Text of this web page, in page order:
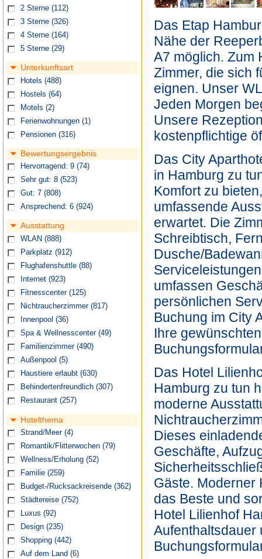
2 Sterne (112)
3 Sterne (326)
4 Sterne (164)
5 Sterne (29)
Unterkunftsart
Hotels (488)
Hostels (64)
Motels (2)
Ferienwohnungen (1)
Pensionen (316)
Bewertungsergebnis
Hervorragend: 9 (74)
Sehr gut: 8 (523)
Gut: 7 (808)
Ansprechend: 6 (924)
Ausstattung
WLAN (888)
Parkplatz (912)
Flughafenshuttle (88)
Internet (923)
Fitnesscenter (125)
Nichtraucherzimmer (817)
Innenpool (36)
Spa & Wellnesscenter (49)
Familienzimmer (490)
Außenpool (5)
Haustiere erlaubt (630)
Behindertenfreundlich (307)
Restaurant (257)
Hotelthema
Strand/Meer (4)
Romantik/Flitterwochen (79)
Wellness/Erholung (52)
Familie (259)
Budget-/Rucksackreisende (362)
Städtereise (752)
Luxus (92)
Design (235)
Shopping (442)
Auf dem Land (6)
Das Etap
Nähe der
A7 möglich. Zum
Zimmer, die sich
eignen. Unser
Jeden Morgen
Unsere
kostenpflichtige
Das City
in Hamburg zu
Komfort zu
umfassende
erwartet. Die
Schreibtisch,
Dusche/
umfassen
persönlichen
Buchung im City
Ihre
Das Hotel
Hamburg zu tun
moderne
Dieses
Geschäfte,
Gäste. Moderner
das Beste und
Hotel Lilienhof
Aufenthaltsdauer